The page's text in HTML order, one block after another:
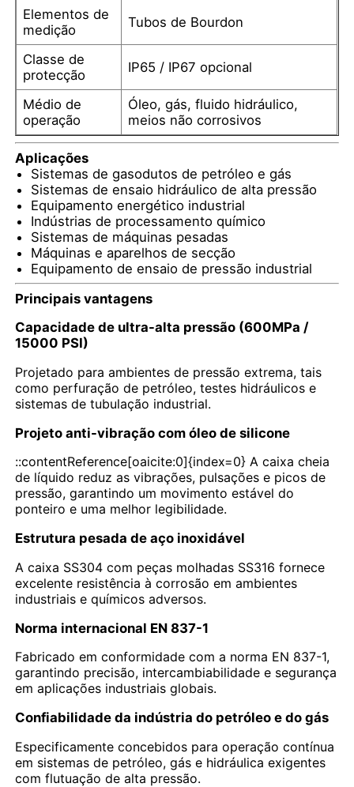
Medidor de pressão que brilha no escuro
Tipos de manômetros
Elementos de
medição
Tubos de Bourdon
Classe de
protecção
IP65 / IP67 opcional
Médio de
operação
Óleo, gás, fluido hidráulico,
meios não corrosivos
Aplicações
Sistemas de gasodutos de petróleo e gás
Sistemas de ensaio hidráulico de alta pressão
Equipamento energético industrial
Indústrias de processamento químico
Sistemas de máquinas pesadas
Máquinas e aparelhos de secção
Equipamento de ensaio de pressão industrial
Principais vantagens
Capacidade de ultra-alta pressão (600MPa /
15000 PSI)
Projetado para ambientes de pressão extrema, tais
como perfuração de petróleo, testes hidráulicos e
sistemas de tubulação industrial.
Projeto anti-vibração com óleo de silicone
::contentReference[oaicite:0]{index=0} A caixa cheia
de líquido reduz as vibrações, pulsações e picos de
pressão, garantindo um movimento estável do
ponteiro e uma melhor legibilidade.
Estrutura pesada de aço inoxidável
A caixa SS304 com peças molhadas SS316 fornece
excelente resistência à corrosão em ambientes
industriais e químicos adversos.
Norma internacional EN 837-1
Fabricado em conformidade com a norma EN 837-1,
garantindo precisão, intercambiabilidade e segurança
em aplicações industriais globais.
Confiabilidade da indústria do petróleo e do gás
Especificamente concebidos para operação contínua
em sistemas de petróleo, gás e hidráulica exigentes
com flutuação de alta pressão.